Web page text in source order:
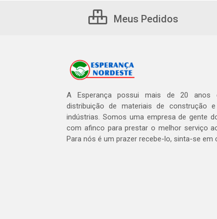
Meus Pedidos
A Esperança possui mais de 20 anos
distribuição de materiais de construção
indústrias. Somos uma empresa de gente
com afinco para prestar o melhor serviço
Para nós é um prazer recebe-lo, sinta-se em